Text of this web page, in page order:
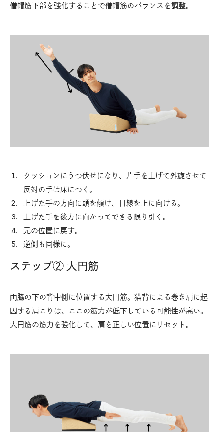
僧帽筋下部を強化することで僧帽筋のバランスを調整。
クッションにうつ伏せになり、片手を上げて外旋させて
反対の手は床につく。
上げた手の方向に頭を傾け、目線を上に向ける。
上げた手を後方に向かってできる限り引く。
元の位置に戻す。
逆側も同様に。
ステップ② 大円筋
両脇の下の背中側に位置する大円筋。猫背による巻き肩に起
因する肩こりは、ここの筋力が低下している可能性が高い。
大円筋の筋力を強化して、肩を正しい位置にリセット。